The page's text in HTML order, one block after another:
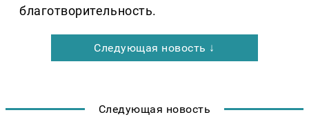
благотворительность.
Следующая новость ↓
Следующая новость